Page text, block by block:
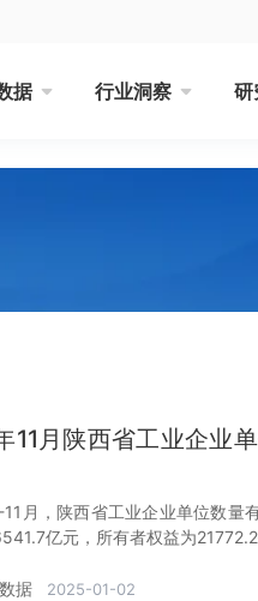
据 行业洞察 研
11月陕西省工业企业
月，陕西省工业企业单位数
亿元，所有者权益为
据 2025-01-02